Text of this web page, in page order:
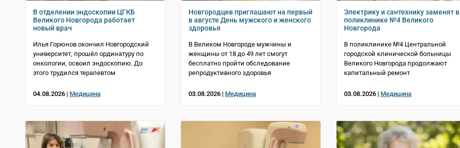
В отделении эндоскопии ЦГКБ
Великого Новгорода работает
новый врач
Илья Горюнов окончил Новгородский
университет, прошёл ординатуру по
онкологии, освоил эндоскопию. До
этого трудился терапевтом
04.08.2026 | Медицина
Новгородцев приглашают на первый
в августе День мужского и женского
здоровья
В Великом Новгороде мужчины и
женщины от 18 до 49 лет смогут
бесплатно пройти обследование
репродуктивного здоровья
03.08.2026 | Медицина
Электрику и сантехнику заменят в
поликлинике №4 Великого
Новгорода
В поликлинике №4 Центральной
городской клинической больницы
Великого Новгорода продолжают
капитальный ремонт
03.08.2026 | Медицина